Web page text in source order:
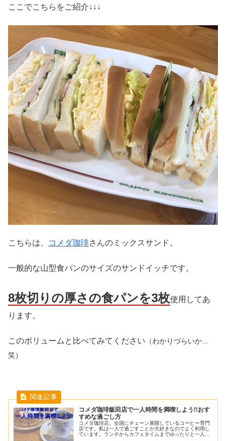
ここでこちらをご紹介↓↓↓
こちらは、 コメダ珈琲さんのミックスサンド。
一般的な山型食パンのサイズのサンドイッチです。
8枚切りの厚さの食パンを3枚使用してあ
ります。
このボリュームと比べてみてください （わかりづらいか…
笑）
コメダ珈琲飯田店で一人時間を満喫しよう!!おす
すめな過ごし方
コメダ珈琲店。全国にチェーン展開しているコーヒー専門
店です。私は一人で過ごすことが大好きなのでよく利用し
ています。ランチからカフェタイムまでゆったりと一人時